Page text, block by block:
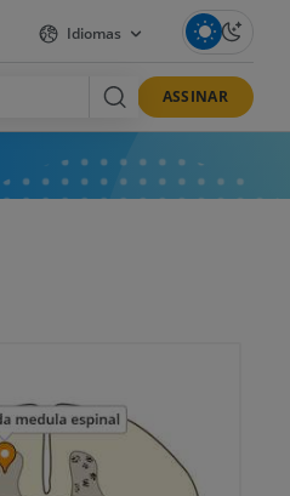
Idiomas
ASSINAR